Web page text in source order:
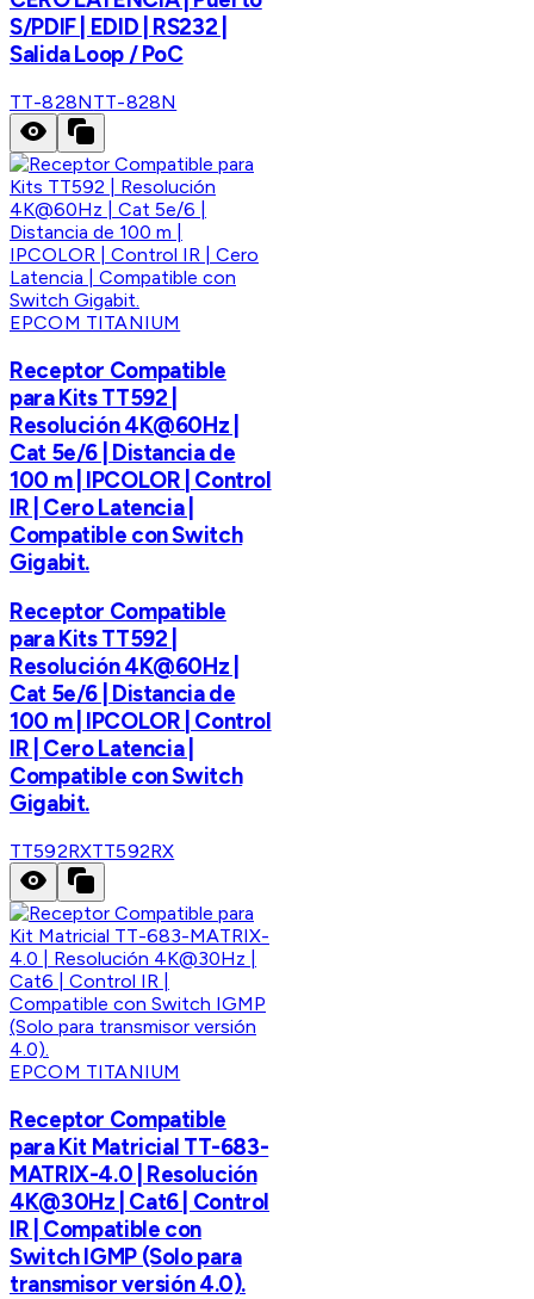
S/PDIF | EDID | RS232 |
Salida Loop / PoC
TT-828NTT-828N
EPCOM TITANIUM
Receptor Compatible
para Kits TT592 |
Resolución 4K@60Hz |
Cat 5e/6 | Distancia de
100 m | IPCOLOR | Control
IR | Cero Latencia |
Compatible con Switch
Gigabit.
Receptor Compatible
para Kits TT592 |
Resolución 4K@60Hz |
Cat 5e/6 | Distancia de
100 m | IPCOLOR | Control
IR | Cero Latencia |
Compatible con Switch
Gigabit.
TT592RXTT592RX
EPCOM TITANIUM
Receptor Compatible
para Kit Matricial TT-683-
MATRIX-4.0 | Resolución
4K@30Hz | Cat6 | Control
IR | Compatible con
Switch IGMP (Solo para
transmisor versión 4.0).